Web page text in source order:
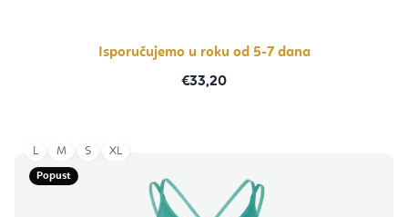
Isporučujemo u roku od 5-7 dana
€33,20
Popust
L M S XL